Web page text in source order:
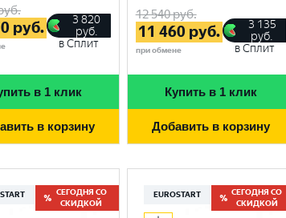
руб.
3 820
руб.
в Сплит
в 1 клик
в корзину
12 540руб.
11 460 руб.
при обмене
3 135
руб.
в Сплит
Купить в 1 клик
Добавить в корзину
СЕГОДНЯ СО
СКИДКОЙ
EUROSTART
СЕГОДНЯ СО
СКИДКОЙ